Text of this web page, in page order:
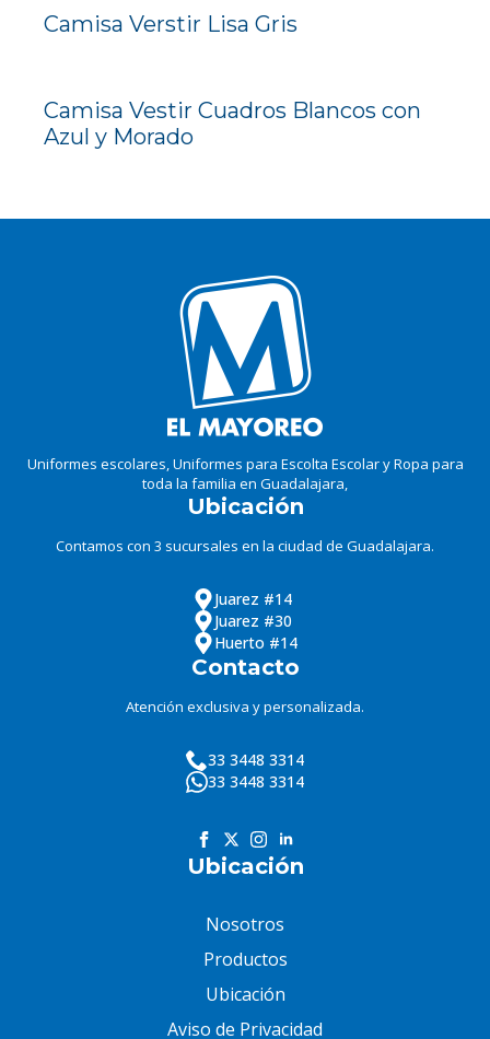
Camisa Verstir Lisa Gris
Camisa Vestir Cuadros Blancos con
Azul y Morado
Uniformes escolares, Uniformes para Escolta Escolar y Ropa para
toda la familia en Guadalajara,
Ubicación
Contamos con 3 sucursales en la ciudad de Guadalajara.
Juarez #14
Juarez #30
Huerto #14
Contacto
Atención exclusiva y personalizada.
33 3448 3314
33 3448 3314
Ubicación
Nosotros
Productos
Ubicación
Aviso de Privacidad